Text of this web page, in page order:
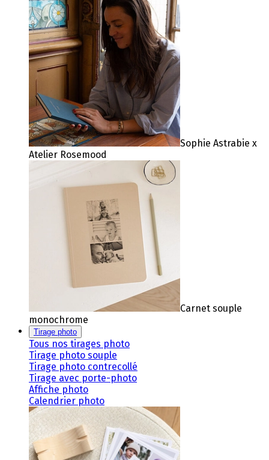
Sophie Astrabie x
Atelier Rosemood
Carnet souple
monochrome
Tirage photo
Tous nos tirages photo
Tirage photo souple
Tirage photo contrecollé
Tirage avec porte-photo
Affiche photo
Calendrier photo